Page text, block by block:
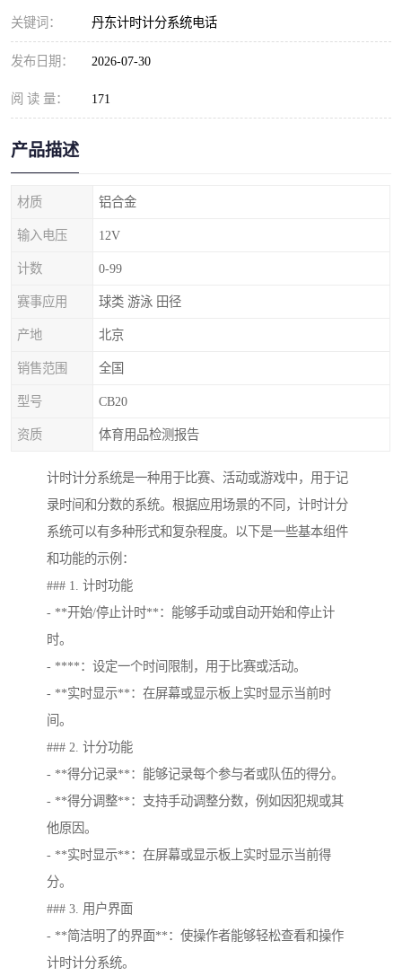
关键词： 丹东计时计分系统电话
发布日期： 2026-07-30
阅 读 量： 171
产品描述
材质 铝合金
输入电压 12V
计数 0-99
赛事应用 球类 游泳 田径
产地 北京
销售范围 全国
型号 CB20
资质 体育用品检测报告
计时计分系统是一种用于比赛、活动或游戏中，用于记
录时间和分数的系统。根据应用场景的不同，计时计分
系统可以有多种形式和复杂程度。以下是一些基本组件
和功能的示例：
### 1. 计时功能
- **开始/停止计时**：能够手动或自动开始和停止计
时。
- ****：设定一个时间限制，用于比赛或活动。
- **实时显示**：在屏幕或显示板上实时显示当前时
间。
### 2. 计分功能
- **得分记录**：能够记录每个参与者或队伍的得分。
- **得分调整**：支持手动调整分数，例如因犯规或其
他原因。
- **实时显示**：在屏幕或显示板上实时显示当前得
分。
### 3. 用户界面
- **简洁明了的界面**：使操作者能够轻松查看和操作
计时计分系统。